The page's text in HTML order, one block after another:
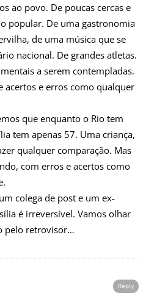
ao povo. De poucas cercas e
popular. De uma gastronomia
de uma música que se
nacional. De grandes atletas.
a serem contempladas.
acertos e erros como qualquer
que enquanto o Rio tem
tem apenas 57. Uma criança,
qualquer comparação. Mas
com erros e acertos como
colega de post e um ex-
é irreversível. Vamos olhar
pelo retrovisor…
Reply